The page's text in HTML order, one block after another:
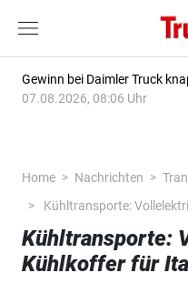
Gewinn bei Daimler Truck
07.08.2026, 08:06 Uhr
Home Nachrichten
Kühltransporte:
Kühltransporte:
Kühlkoffer für